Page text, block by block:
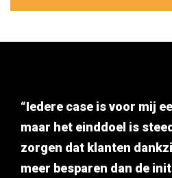
“Iedere case is voor mij
maar het einddoel is
zorgen dat klanten
meer besparen dan de